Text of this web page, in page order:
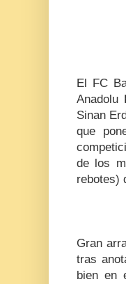
El FC
Anadolu
Sinan
que
de los
rebotes)
Gran
tras
bien en